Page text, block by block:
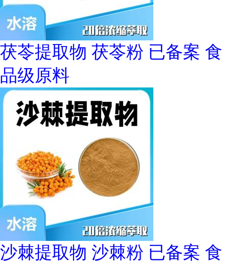
茯苓提取物 茯苓粉 已备案 食
品级原料
沙棘提取物 沙棘粉 已备案 食